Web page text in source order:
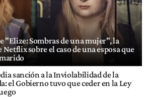
"Elize: Sombras de una mujer", la
sobre el caso de una esposa que
sanción a la Inviolabilidad de la
el Gobierno tuvo que ceder en la Ley